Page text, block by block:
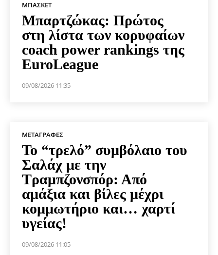
ΜΠΆΣΚΕΤ
Μπαρτζώκας: Πρώτος
στη λίστα των κορυφαίων
coach power rankings της
EuroLeague
09/08/2026 11:35
ΜΕΤΑΓΡΑΦΈΣ
Το “τρελό” συμβόλαιο του
Σαλάχ με την
Τραμπζονσπόρ: Από
αμάξια και βίλες μέχρι
κομμωτήριο και… χαρτί
υγείας!
09/08/2026 11:05